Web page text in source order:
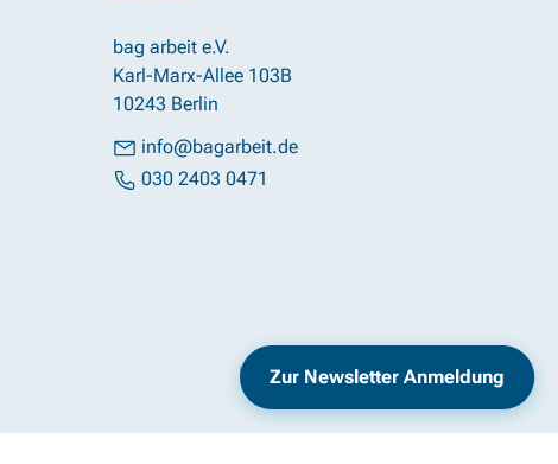
bag arbeit e.V.
Karl-Marx-Allee 103B
10243 Berlin
info@bagarbeit.de
030 2403 0471
Impressum Datenschutz
Zur Newsletter Anmeldung